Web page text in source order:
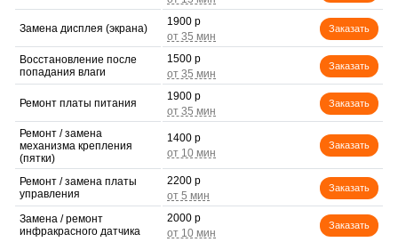
Замена дисплея (экрана)
1900 р
Заказать
Восстановление после
попадания влаги
1500 р
Заказать
Ремонт платы питания
1900 р
Заказать
Ремонт / замена
механизма крепления
(пятки)
1400 р
Заказать
Ремонт / замена платы
управления
2200 р
Заказать
Замена / ремонт
инфракрасного датчика
2000 р
Заказать